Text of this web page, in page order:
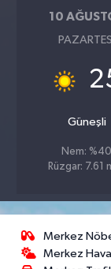
10
PAZARTESI
Güneşli
Nem: %40
Rüzgar: 7.61
Merkez
Merkez